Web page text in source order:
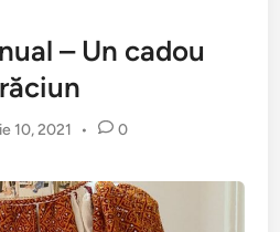
– Un cadou
10, 2021 • 0